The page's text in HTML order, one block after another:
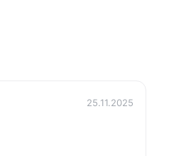
25.11.2025